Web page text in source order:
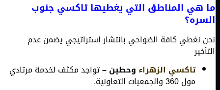
هي المناطق التي يغطيها تاكسي جنوب
نغطي كافة الضواحي بانتشار استراتيجي يضمن عدم
تاكسي الزهراءوحطين –تواجد مكثف لخدمة مرتادي
مول 360 والجمعيات التعاونية.